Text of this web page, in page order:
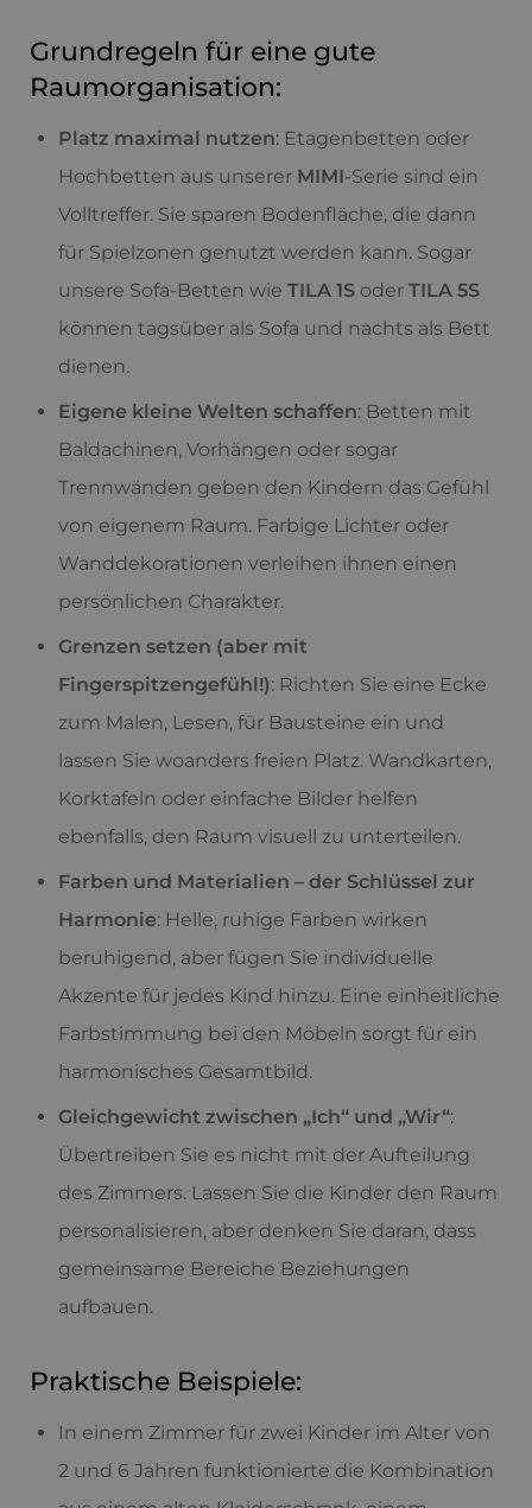
Grundregeln für eine gute
Raumorganisation:
Platz maximal nutzen: Etagenbetten oder
Hochbetten aus unserer MIMI-Serie sind ein
Volltreffer. Sie sparen Bodenfläche, die dann
für Spielzonen genutzt werden kann. Sogar
unsere Sofa-Betten wie TILA 1S oder TILA 5S
können tagsüber als Sofa und nachts als Bett
dienen.
Eigene kleine Welten schaffen: Betten mit
Baldachinen, Vorhängen oder sogar
Trennwänden geben den Kindern das Gefühl
von eigenem Raum. Farbige Lichter oder
Wanddekorationen verleihen ihnen einen
persönlichen Charakter.
Grenzen setzen (aber mit
Fingerspitzengefühl!): Richten Sie eine Ecke
zum Malen, Lesen, für Bausteine ein und
lassen Sie woanders freien Platz. Wandkarten,
Korktafeln oder einfache Bilder helfen
ebenfalls, den Raum visuell zu unterteilen.
Farben und Materialien – der Schlüssel zur
Harmonie: Helle, ruhige Farben wirken
beruhigend, aber fügen Sie individuelle
Akzente für jedes Kind hinzu. Eine einheitliche
Farbstimmung bei den Möbeln sorgt für ein
harmonisches Gesamtbild.
Gleichgewicht zwischen „Ich“ und „Wir“:
Übertreiben Sie es nicht mit der Aufteilung
des Zimmers. Lassen Sie die Kinder den Raum
personalisieren, aber denken Sie daran, dass
gemeinsame Bereiche Beziehungen
aufbauen.
Praktische Beispiele:
In einem Zimmer für zwei Kinder im Alter von
2 und 6 Jahren funktionierte die Kombination